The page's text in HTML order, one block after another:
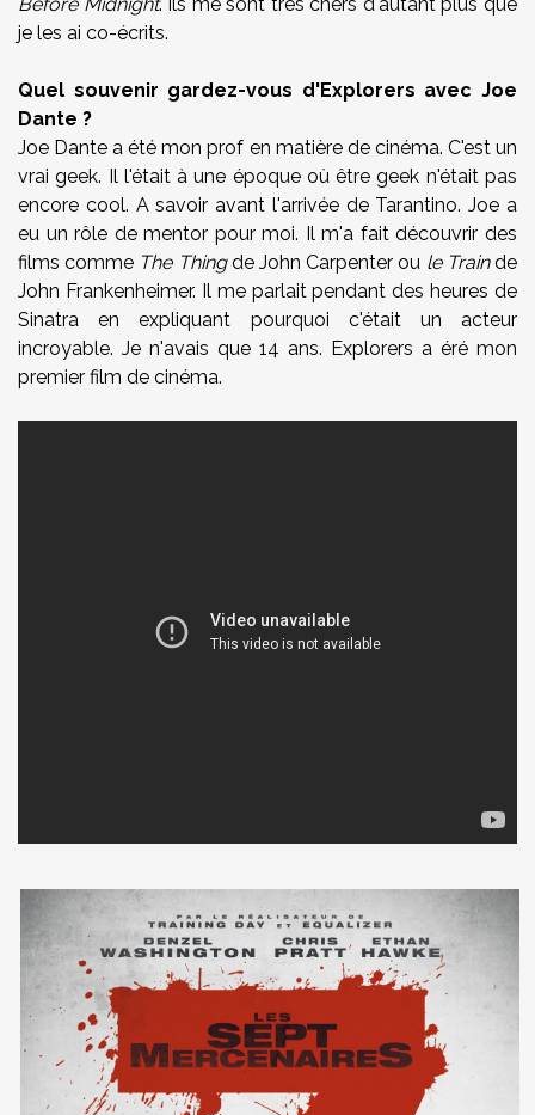
Before Midnight. Ils me sont très chers d'autant plus que
je les ai co-écrits.
Quel souvenir gardez-vous d'Explorers avec Joe
Dante ?
Joe Dante a été mon prof en matière de cinéma. C'est un
vrai geek. Il l'était à une époque où être geek n'était pas
encore cool. A savoir avant l'arrivée de Tarantino. Joe a
eu un rôle de mentor pour moi. Il m'a fait découvrir des
films comme The Thingde John Carpenter ou le Trainde
John Frankenheimer. Il me parlait pendant des heures de
Sinatra en expliquant pourquoi c'était un acteur
incroyable. Je n'avais que 14 ans. Explorers a éré mon
premier film de cinéma.